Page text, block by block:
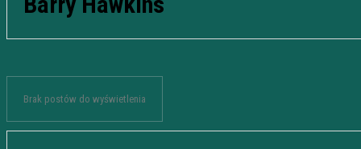
Brak postów do wyświetlenia